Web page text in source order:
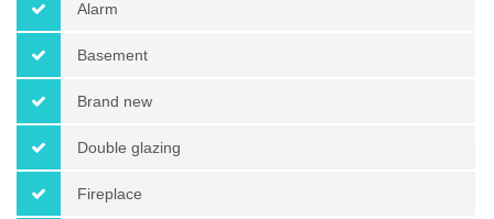
Alarm
Basement
Brand new
Double glazing
Fireplace